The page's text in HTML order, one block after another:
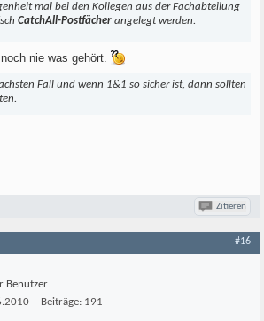
mal bei den Kollegen aus der Fachabteilung
CatchAll-Postfächer angelegt werden.
nie was gehört.
Fall und wenn 1&1 so sicher ist, dann sollten
Zitieren
#16
Benutzer
Beiträge: 191